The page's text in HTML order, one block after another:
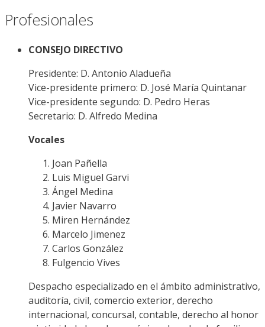
Profesionales
CONSEJO DIRECTIVO
Presidente: D. Antonio Aladueña
Vice-presidente primero: D. José María Quintanar
Vice-presidente segundo: D. Pedro Heras
Secretario: D. Alfredo Medina
Vocales
Joan Pañella
Luis Miguel Garvi
Ángel Medina
Javier Navarro
Miren Hernández
Marcelo Jimenez
Carlos González
Fulgencio Vives
Despacho especializado en el ámbito administrativo,
auditoría, civil, comercio exterior, derecho
internacional, concursal, contable, derecho al honor